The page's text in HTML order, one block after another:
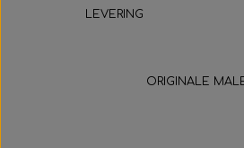
LEVERING
ORIGINALE